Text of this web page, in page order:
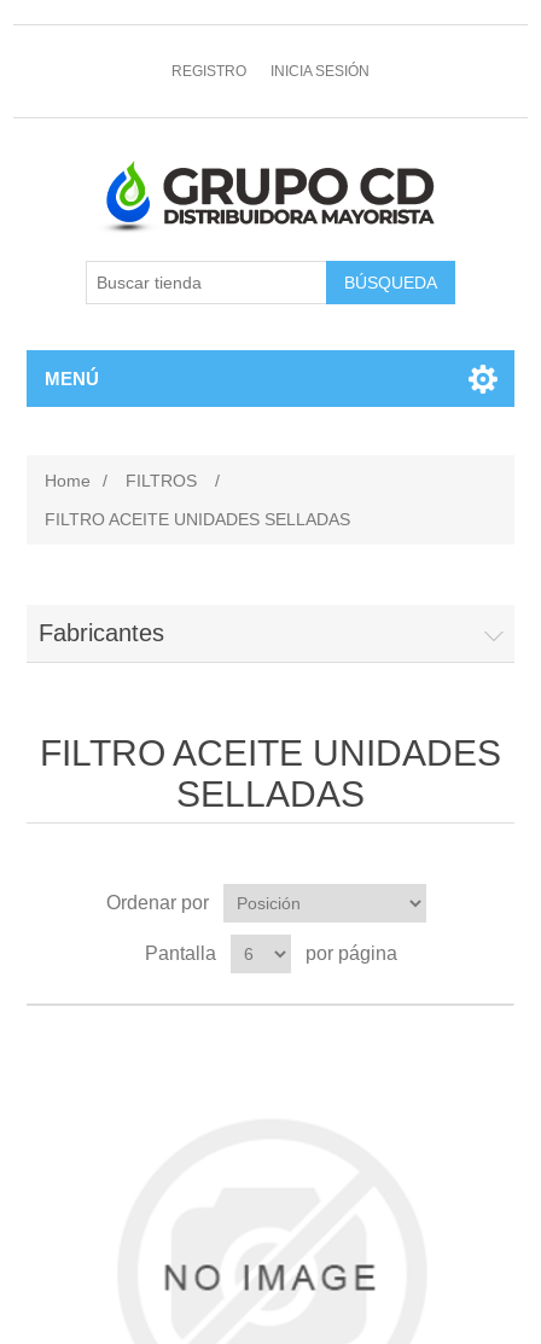
REGISTRO INICIA SESIÓN
MENÚ
Home / FILTROS
/
FILTRO ACEITE UNIDADES SELLADAS
Fabricantes
FILTRO ACEITE UNIDADES
SELLADAS
Ordenar por
Pantalla por página